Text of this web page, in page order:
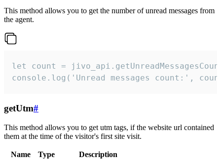
This method allows you to get the number of unread messages from
the agent.
let count =
console.log('Unread messages count:',
getUtm#
This method allows you to get utm tags, if the website url contained
them at the time of the visitor's first site visit.
Name Type
Description